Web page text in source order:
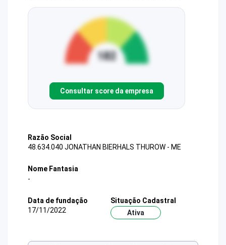
Consultar score da empresa
Razão Social
48.634.040 JONATHAN BIERHALS THUROW - ME
Nome Fantasia
-
Data de fundação
17/11/2022
Situação Cadastral
Ativa